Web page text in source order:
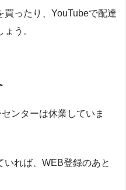
買ったり、YouTubeで配達
う。
ンターは休業していま
れば、WEB登録のあと